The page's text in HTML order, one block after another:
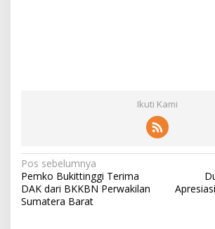
Ikuti Kami
N
a
v
Pos sebelumnya
Pemko Bukittinggi Terima
DAK dari BKKBN Perwakilan
Sumatera Barat